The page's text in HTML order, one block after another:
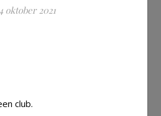
4 oktober 2021
club.